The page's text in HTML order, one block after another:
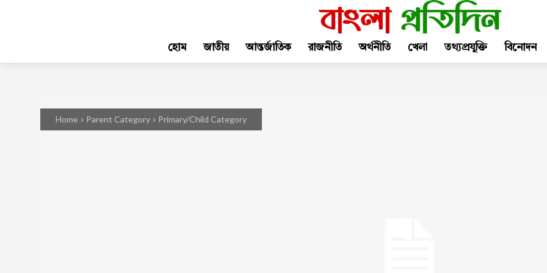
হোম জাতীয় আন্তর্জাতিক রাজনীতি অর্থনীতি খেলা তথ্যপ্রযুক্তি বিনোদন
Home Parent Category Primary/Child Category